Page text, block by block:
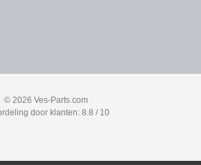
© 2026 Ves-Parts.com
door klanten: 8.8 / 10